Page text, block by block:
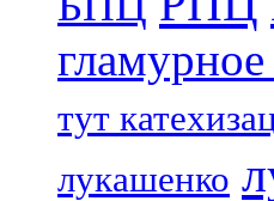
тут
лукашенко